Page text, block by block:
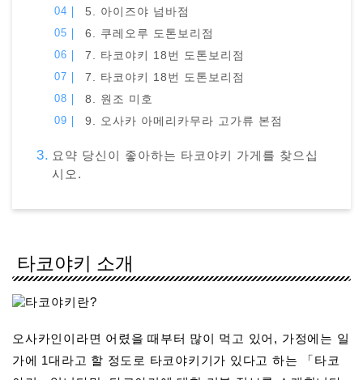
5. 아이즈야 넘바점
6. 쿠레오루 도톤보리점
7. 타코야키 18번 도톤보리점
7. 타코야키 18번 도톤보리점
8. 원조 미호
9. 오사카 아메리카무라 고가류 본점
요약 당신이 좋아하는 타코야키 가게를 찾으십
시오.
타코야키 소개
오사카인이라면 어렸을 때부터 많이 먹고 있어, 가정에는 일
가에 1대라고 할 정도로 타코야키기가 있다고 하는 「타코